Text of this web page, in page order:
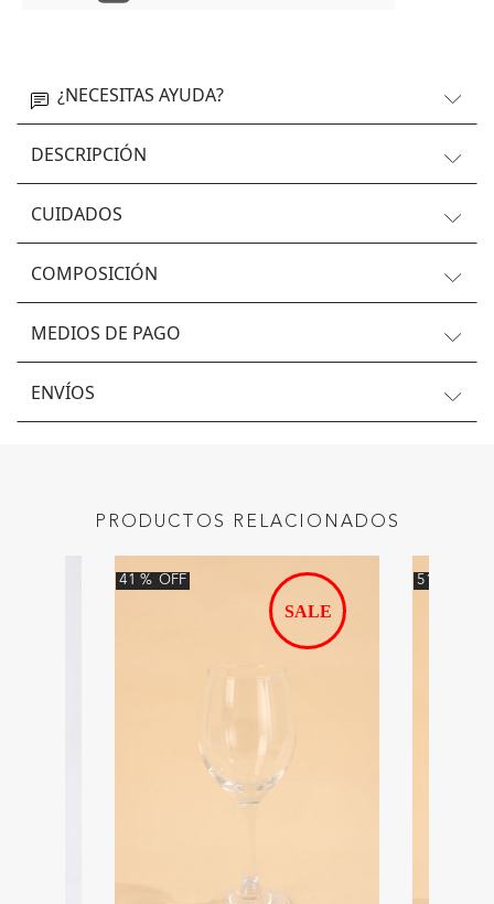
¿NECESITAS AYUDA?
DESCRIPCIÓN
CUIDADOS
COMPOSICIÓN
MEDIOS DE PAGO
ENVÍOS
PRODUCTOS RELACIONADOS
41% OFF 51